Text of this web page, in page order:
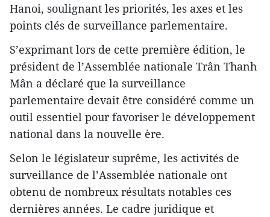
Hanoi, soulignant les priorités, les axes et les
points clés de surveillance parlementaire.
S’exprimant lors de cette première édition, le
président de l’Assemblée nationale Trân Thanh
Mân a déclaré que la surveillance
parlementaire devait être considéré comme un
outil essentiel pour favoriser le développement
national dans la nouvelle ère.
Selon le législateur suprême, les activités de
surveillance de l’Assemblée nationale ont
obtenu de nombreux résultats notables ces
dernières années. Le cadre juridique et